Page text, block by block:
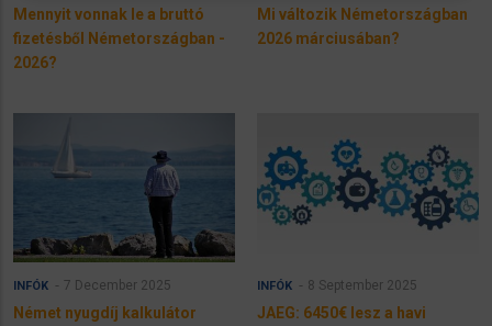
Mennyit vonnak le a bruttó
fizetésből Németországban -
2026?
Mi változik Németországban
2026 márciusában?
INFÓK 7 December 2025
Német nyugdíj kalkulátor
INFÓK 8 September 2025
JAEG: 6450€ lesz a havi